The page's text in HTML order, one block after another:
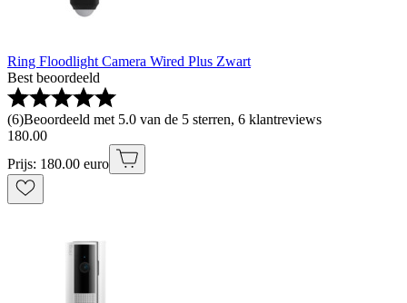
Ring Floodlight Camera Wired Plus Zwart
Best beoordeeld
(6)Beoordeeld met 5.0 van de 5 sterren, 6 klantreviews
180.00
Prijs: 180.00 euro